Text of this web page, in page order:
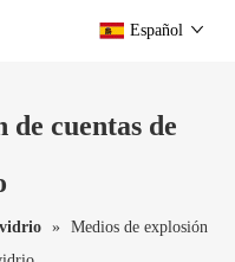
Español
de cuentas de
» Medios de explosión